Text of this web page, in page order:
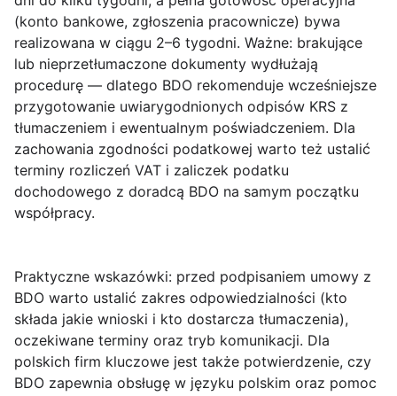
(konto bankowe, zgłoszenia pracownicze) bywa
realizowana w ciągu 2–6 tygodni. Ważne: brakujące
lub nieprzetłumaczone dokumenty wydłużają
procedurę — dlatego BDO rekomenduje wcześniejsze
przygotowanie uwiarygodnionych odpisów KRS z
tłumaczeniem i ewentualnym poświadczeniem. Dla
zachowania zgodności podatkowej warto też ustalić
terminy rozliczeń VAT i zaliczek podatku
dochodowego z doradcą BDO na samym początku
współpracy.
Praktyczne wskazówki: przed podpisaniem umowy z
BDO warto ustalić zakres odpowiedzialności (kto
składa jakie wnioski i kto dostarcza tłumaczenia),
oczekiwane terminy oraz tryb komunikacji. Dla
polskich firm kluczowe jest także potwierdzenie, czy
BDO zapewnia obsługę w języku polskim oraz pomoc